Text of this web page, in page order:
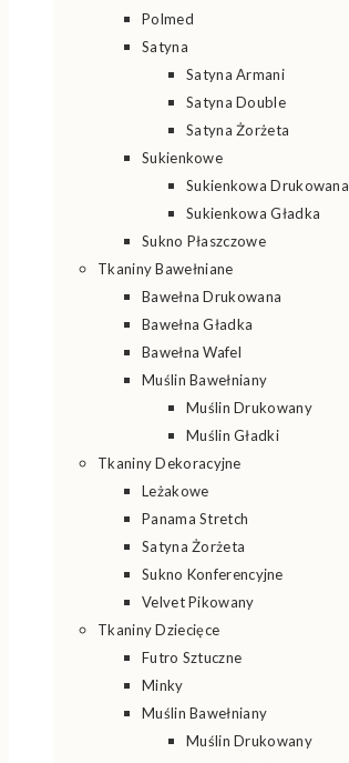
Polmed
Satyna
Satyna Armani
Satyna Double
Satyna Żorżeta
Sukienkowe
Sukienkowa Drukowana
Sukienkowa Gładka
Sukno Płaszczowe
Tkaniny Bawełniane
Bawełna Drukowana
Bawełna Gładka
Bawełna Wafel
Muślin Bawełniany
Muślin Drukowany
Muślin Gładki
Tkaniny Dekoracyjne
Leżakowe
Panama Stretch
Satyna Żorżeta
Sukno Konferencyjne
Velvet Pikowany
Tkaniny Dziecięce
Futro Sztuczne
Minky
Muślin Bawełniany
Muślin Drukowany